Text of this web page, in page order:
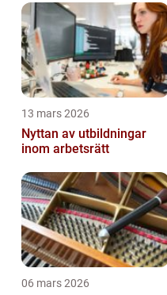
13 mars 2026
Nyttan av utbildningar
inom arbetsrätt
06 mars 2026